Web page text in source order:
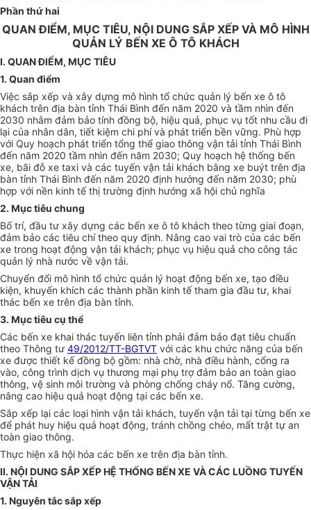
Phần thứ hai
QUAN ĐIỂM, MỤC TIÊU, NỘI DUNG SẮP XẾP VÀ MÔ HÌNH
QUẢN LÝ BẾN XE Ô TÔ KHÁCH
I. QUAN ĐIỂM, MỤC TIÊU
1. Quan điểm
Việc sắp xếp và xây dựng mô hình tổ chức quản lý bến xe ô tô
khách trên địa bàn tỉnh Thái Bình đến năm 2020 và tầm nhìn đến
2030 nhằm đảm bảo tính đồng bộ, hiệu quả, phục vụ tốt nhu cầu đi
lại của nhân dân, tiết kiệm chi phí và phát triển bền vững. Phù hợp
với Quy hoạch phát triển tổng thể giao thông vận tải tỉnh Thái Bình
đến năm 2020 tầm nhìn đến năm 2030; Quy hoạch hệ thống bến
xe, bãi đỗ xe taxi và các tuyến vận tải khách bằng xe buýt trên địa
bàn tỉnh Thái Bình đến năm 2020 định hướng đến năm 2030; phù
hợp với nền kinh tế thị trường định hướng xã hội chủ nghĩa
2. Mục tiêu chung
Bố trí, đầu tư xây dựng các bến xe ô tô khách theo từng giai đoạn,
đảm bảo các tiêu chí theo quy định. Nâng cao vai trò của các bến
xe trong hoạt động vận tải khách; phục vụ hiệu quả cho công tác
quản lý nhà nước về vận tải.
Chuyển đổi mô hình tổ chức quản lý hoạt động bến xe, tạo điều
kiện, khuyến khích các thành phần kinh tế tham gia đầu tư, khai
thác bến xe trên địa bàn tỉnh.
3. Mục tiêu cụ thể
Các bến xe khai thác tuyến liên tỉnh phải đảm bảo đạt tiêu chuẩn
theo Thông tư 49/2012/TT-BGTVT với các khu chức năng của bến
xe được thiết kế đồng bộ gồm: nhà chờ, nhà điều hành, cổng ra
vào, công trình dịch vụ thương mại phụ trợ đảm bảo an toàn giao
thông, vệ sinh môi trường và phòng chống cháy nổ. Tăng cường,
nâng cao hiệu quả hoạt động tại các bến xe.
Sắp xếp lại các loại hình vận tải khách, tuyến vận tải tại từng bến xe
để phát huy hiệu quả hoạt động, tránh chồng chéo, mất trật tự an
toàn giao thông.
Thực hiện xã hội hóa các bến xe trên địa bàn tỉnh.
II. NỘI DUNG SẮP XẾP HỆ THỐNG BẾN XE VÀ CÁC LUỒNG TUYẾN
VẬN TẢI
1. Nguyên tắc sắp xếp